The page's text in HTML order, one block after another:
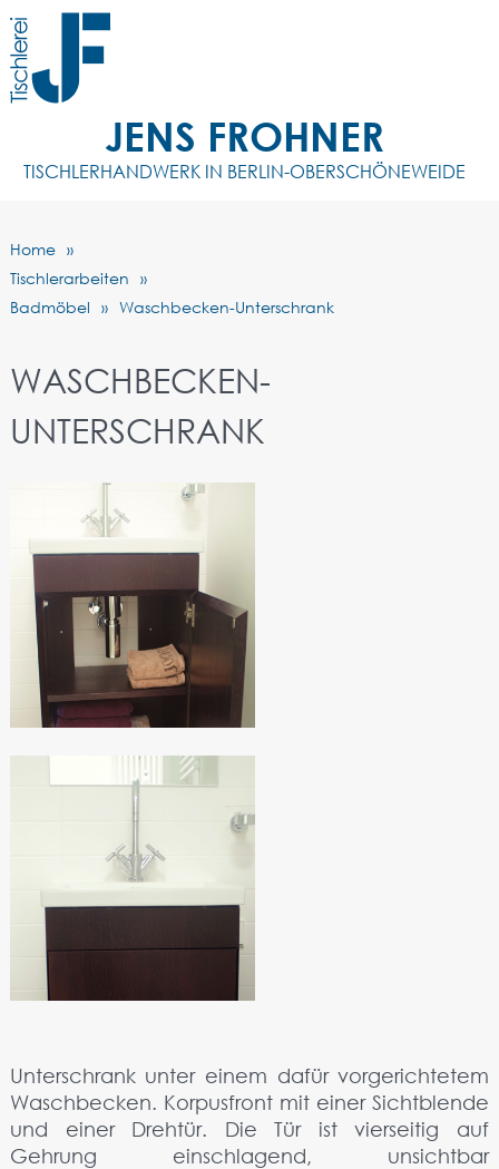
JENS FROHNER
TISCHLERHANDWERK IN BERLIN-OBERSCHÖNEWEIDE
Home
Tischlerarbeiten
Badmöbel
Waschbecken-Unterschrank
WASCHBECKEN-
UNTERSCHRANK
Unterschrank unter einem dafür vorgerichtetem
Waschbecken. Korpusfront mit einer Sichtblende
und einer Drehtür. Die Tür ist vierseitig auf
Gehrung einschlagend, unsichtbar